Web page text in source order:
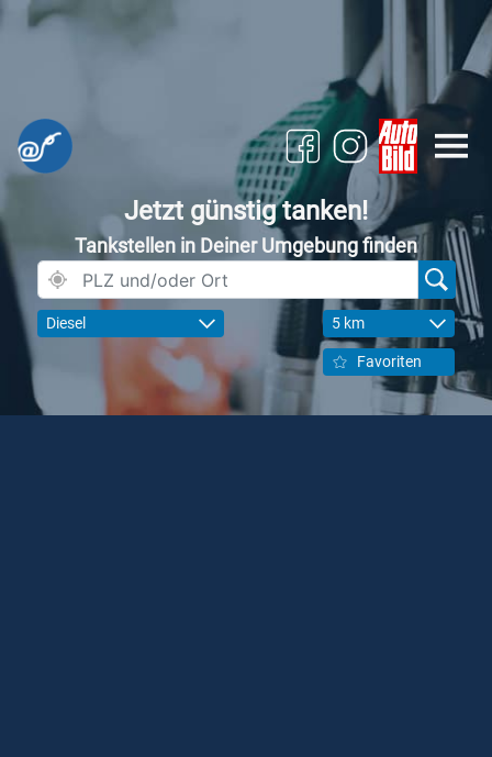
Jetzt günstig tanken!
Tankstellen in Deiner Umgebung finden
Diesel 5 km
Favoriten